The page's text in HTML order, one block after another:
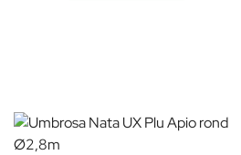
Designtrends zijn